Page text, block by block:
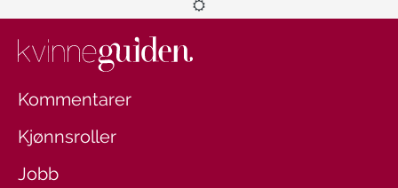
Kommentarer
Kjønnsroller
Jobb